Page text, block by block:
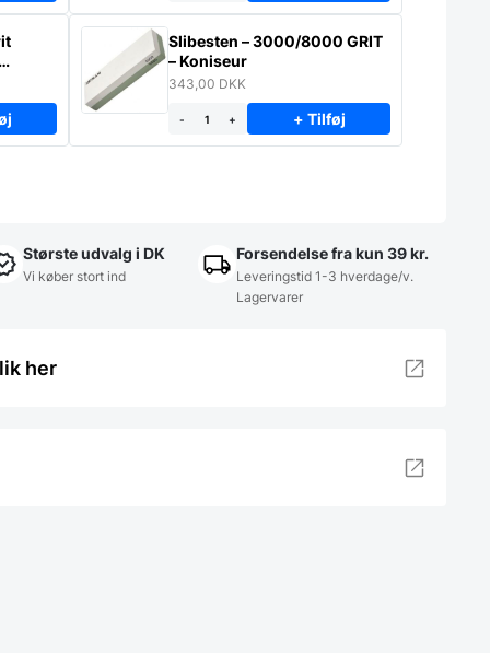
Slibesten – 3000/8000 GRIT
– Koniseur
343,00 DKK
- + + Tilføj
Største udvalg i DK
Vi køber stort ind
Forsendelse fra kun 39 kr.
Leveringstid 1-3 hverdage/v.
Lagervarer
her